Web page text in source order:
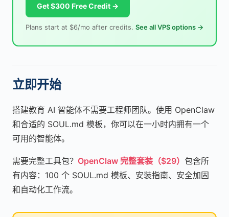
Get $300 Free Credit →
Plans start at $6/mo after credits. See all VPS options →
立即开始
搭建教育 AI 智能体不需要工程师团队。使用 OpenClaw
和合适的 SOUL.md 模板，你可以在一小时内拥有一个
可用的智能体。
需要完整工具包？ OpenClaw 完整套装（$29） 包含所
有内容：100 个 SOUL.md 模板、安装指南、安全加固
和自动化工作流。